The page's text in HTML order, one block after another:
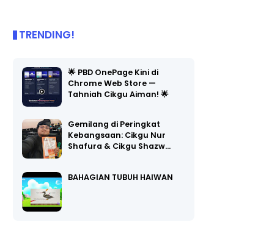
TRENDING!
🌟 PBD OnePage Kini di
Chrome Web Store —
Tahniah Cikgu Aiman! 🌟
Gemilang di Peringkat
Kebangsaan: Cikgu Nur
Shafura & Cikgu Shazw…
BAHAGIAN TUBUH HAIWAN